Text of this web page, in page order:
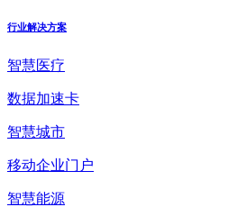
行业解决方案
智慧医疗
数据加速卡
智慧城市
移动企业门户
智慧能源